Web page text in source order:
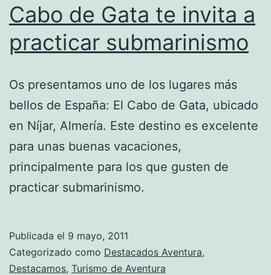
Cabo de Gata te invita a
practicar submarinismo
Os presentamos uno de los lugares más
bellos de España: El Cabo de Gata, ubicado
en Níjar, Almería. Este destino es excelente
para unas buenas vacaciones,
principalmente para los que gusten de
practicar submarinismo.
Publicada el 9 mayo, 2011
Categorizado como Destacados Aventura,
Destacamos, Turismo de Aventura